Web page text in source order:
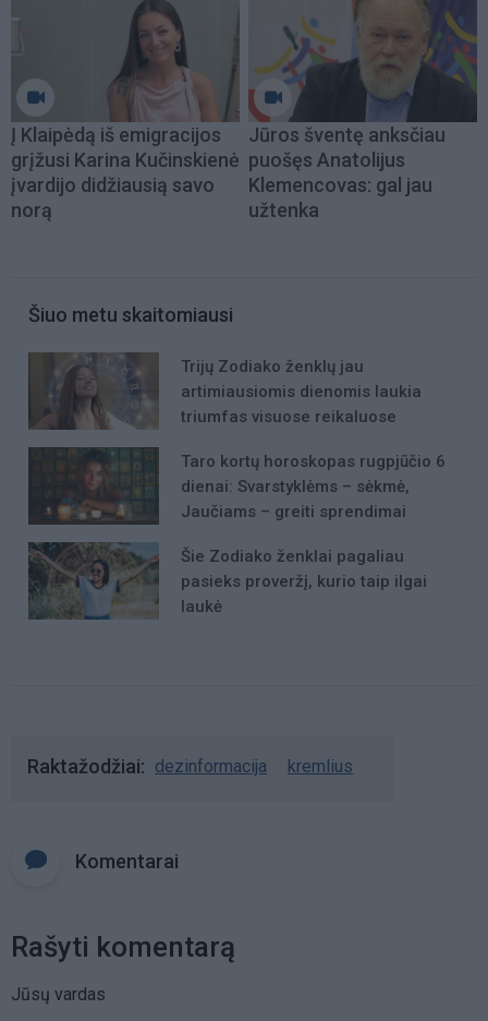
Į Klaipėdą iš emigracijos
grįžusi Karina Kučinskienė
įvardijo didžiausią savo
norą
Jūros šventę anksčiau
puošęs Anatolijus
Klemencovas: gal jau
užtenka
Šiuo metu skaitomiausi
Trijų Zodiako ženklų jau
artimiausiomis dienomis laukia
triumfas visuose reikaluose
Taro kortų horoskopas rugpjūčio 6
dienai: Svarstyklėms – sėkmė,
Jaučiams – greiti sprendimai
Šie Zodiako ženklai pagaliau
pasieks proveržį, kurio taip ilgai
laukė
Raktažodžiai dezinformacija kremlius
Komentarai
Rašyti komentarą
Jūsų vardas